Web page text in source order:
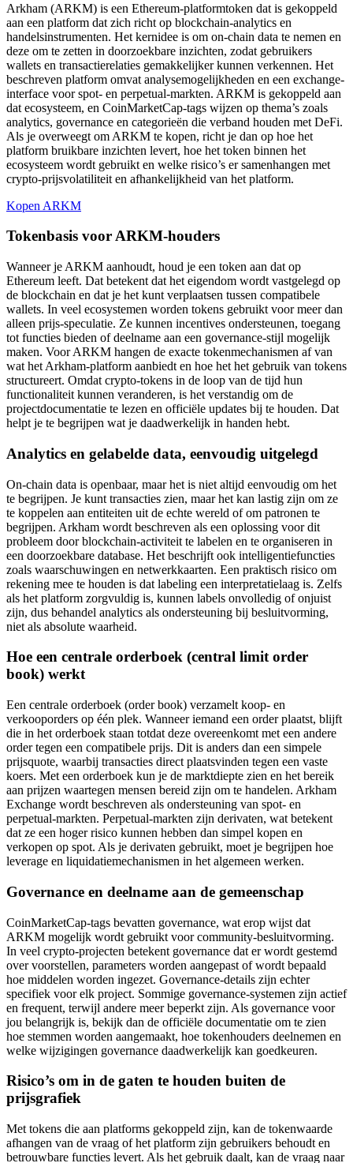
Arkham (ARKM) is een Ethereum-platformtoken dat is gekoppeld
aan een platform dat zich richt op blockchain-analytics en
handelsinstrumenten. Het kernidee is om on-chain data te nemen en
deze om te zetten in doorzoekbare inzichten, zodat gebruikers
wallets en transactierelaties gemakkelijker kunnen verkennen. Het
beschreven platform omvat analysemogelijkheden en een exchange-
interface voor spot- en perpetual-markten. ARKM is gekoppeld aan
dat ecosysteem, en CoinMarketCap-tags wijzen op thema’s zoals
analytics, governance en categorieën die verband houden met DeFi.
Als je overweegt om ARKM te kopen, richt je dan op hoe het
platform bruikbare inzichten levert, hoe het token binnen het
ecosysteem wordt gebruikt en welke risico’s er samenhangen met
crypto-prijsvolatiliteit en afhankelijkheid van het platform.
Kopen ARKM
Tokenbasis voor ARKM-houders
Wanneer je ARKM aanhoudt, houd je een token aan dat op
Ethereum leeft. Dat betekent dat het eigendom wordt vastgelegd op
de blockchain en dat je het kunt verplaatsen tussen compatibele
wallets. In veel ecosystemen worden tokens gebruikt voor meer dan
alleen prijs-speculatie. Ze kunnen incentives ondersteunen, toegang
tot functies bieden of deelname aan een governance-stijl mogelijk
maken. Voor ARKM hangen de exacte tokenmechanismen af van
wat het Arkham-platform aanbiedt en hoe het het gebruik van tokens
structureert. Omdat crypto-tokens in de loop van de tijd hun
functionaliteit kunnen veranderen, is het verstandig om de
projectdocumentatie te lezen en officiële updates bij te houden. Dat
helpt je te begrijpen wat je daadwerkelijk in handen hebt.
Analytics en gelabelde data, eenvoudig uitgelegd
On-chain data is openbaar, maar het is niet altijd eenvoudig om het
te begrijpen. Je kunt transacties zien, maar het kan lastig zijn om ze
te koppelen aan entiteiten uit de echte wereld of om patronen te
begrijpen. Arkham wordt beschreven als een oplossing voor dit
probleem door blockchain-activiteit te labelen en te organiseren in
een doorzoekbare database. Het beschrijft ook intelligentiefuncties
zoals waarschuwingen en netwerkkaarten. Een praktisch risico om
rekening mee te houden is dat labeling een interpretatielaag is. Zelfs
als het platform zorgvuldig is, kunnen labels onvolledig of onjuist
zijn, dus behandel analytics als ondersteuning bij besluitvorming,
niet als absolute waarheid.
Hoe een centrale orderboek (central limit order
book) werkt
Een centrale orderboek (order book) verzamelt koop- en
verkooporders op één plek. Wanneer iemand een order plaatst, blijft
die in het orderboek staan totdat deze overeenkomt met een andere
order tegen een compatibele prijs. Dit is anders dan een simpele
prijsquote, waarbij transacties direct plaatsvinden tegen een vaste
koers. Met een orderboek kun je de marktdiepte zien en het bereik
aan prijzen waartegen mensen bereid zijn om te handelen. Arkham
Exchange wordt beschreven als ondersteuning van spot- en
perpetual-markten. Perpetual-markten zijn derivaten, wat betekent
dat ze een hoger risico kunnen hebben dan simpel kopen en
verkopen op spot. Als je derivaten gebruikt, moet je begrijpen hoe
leverage en liquidatiemechanismen in het algemeen werken.
Governance en deelname aan de gemeenschap
CoinMarketCap-tags bevatten governance, wat erop wijst dat
ARKM mogelijk wordt gebruikt voor community-besluitvorming.
In veel crypto-projecten betekent governance dat er wordt gestemd
over voorstellen, parameters worden aangepast of wordt bepaald
hoe middelen worden ingezet. Governance-details zijn echter
specifiek voor elk project. Sommige governance-systemen zijn actief
en frequent, terwijl andere meer beperkt zijn. Als governance voor
jou belangrijk is, bekijk dan de officiële documentatie om te zien
hoe stemmen worden aangemaakt, hoe tokenhouders deelnemen en
welke wijzigingen governance daadwerkelijk kan goedkeuren.
Risico’s om in de gaten te houden buiten de
prijsgrafiek
Met tokens die aan platforms gekoppeld zijn, kan de tokenwaarde
afhangen van de vraag of het platform zijn gebruikers behoudt en
betrouwbare functies levert. Als het gebruik daalt, kan de vraag naar